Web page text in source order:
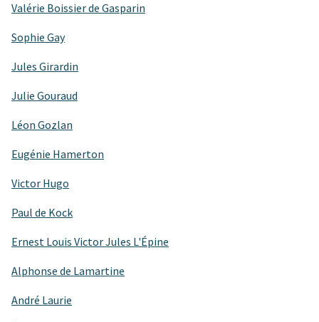
Valérie Boissier de Gasparin
Sophie Gay
Jules Girardin
Julie Gouraud
Léon Gozlan
Eugénie Hamerton
Victor Hugo
Paul de Kock
Ernest Louis Victor Jules L'Épine
Alphonse de Lamartine
André Laurie